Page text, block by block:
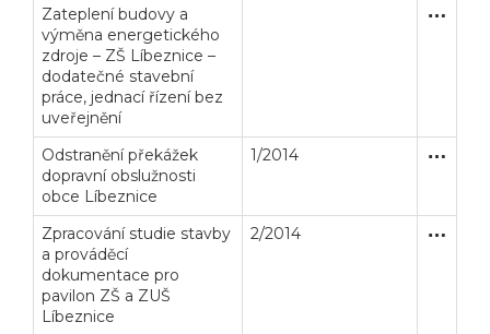
Zateplení budovy a
výměna energetického
zdroje – ZŠ Líbeznice –
dodatečné stavební
práce, jednací řízení bez
uveřejnění
Odstranění překážek
dopravní obslužnosti
obce Líbeznice
1/2014
Zpracování studie stavby
a prováděcí
dokumentace pro
pavilon ZŠ a ZUŠ
Líbeznice
2/2014 Služby